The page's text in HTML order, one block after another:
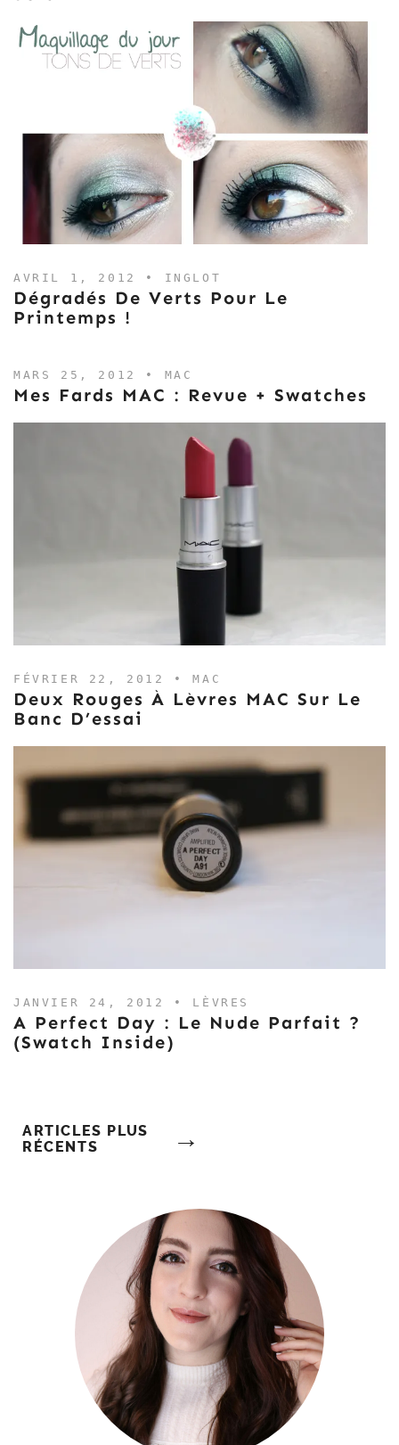
AVRIL 1, 2012 • INGLOT
Dégradés De Verts Pour Le
Printemps !
MARS 25, 2012 • MAC
Mes Fards MAC : Revue + Swatches
FÉVRIER 22, 2012 •MAC
Deux Rouges À Lèvres MAC Sur Le
Banc D’essai
JANVIER 24, 2012 • LÈVRES
A Perfect Day : Le Nude Parfait ?
(Swatch Inside)
Navigation
Des
ARTICLES PLUS
RÉCENTS